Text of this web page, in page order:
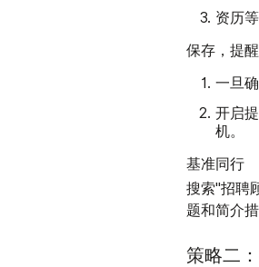
资历
保存，提
一旦
开启
机。
基准同行
搜索"招聘
题和简介
策略二